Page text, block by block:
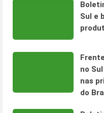
Sul e
no
nas
do